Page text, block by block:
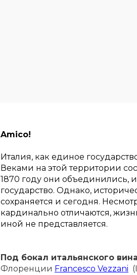
Amico!
Италия, как единое
Веками на этой территории
1870 году они объединились,
государство. Однако,
сохраняется и сегодня.
кардинально отличаются,
иной не представляется.
Под бокал итальянского вина
Флоренции Francesco Vezzani